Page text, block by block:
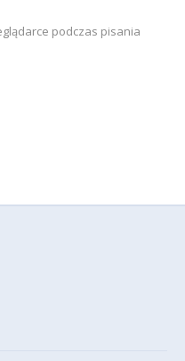
podczas pisania